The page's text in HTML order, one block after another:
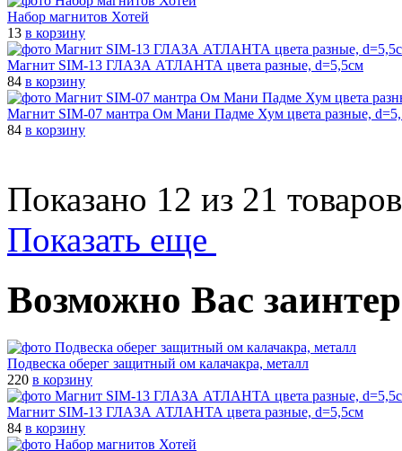
Набор магнитов Хотей
13 в корзину
Магнит SIM-13 ГЛАЗА АТЛАНТА цвета разные, d=5,5см
84 в корзину
Магнит SIM-07 мантра Ом Мани Падме Хум цвета разные,
84 в корзину
Показано 12 из 21 товаров
Показать еще
Возможно Вас
Подвеска оберег защитный ом калачакра, металл
220 в корзину
Магнит SIM-13 ГЛАЗА АТЛАНТА цвета разные, d=5,5см
84 в корзину